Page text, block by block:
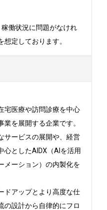
働状況に問題がなけれ
定しております。
宅医療や訪問診療を中心
を展開する企業です。
サービスの展開や、経営
心としたAIDX（AIを活用
メーション）の内製化を
ドアップとより高度な仕
の設計から自律的にフロ